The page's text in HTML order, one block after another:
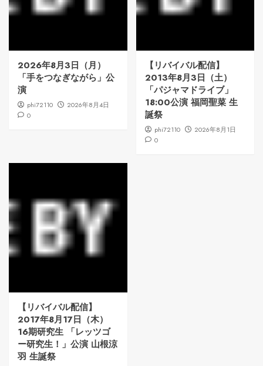
2026年8月3日（月）
「手をつなぎながら」公
演
phi72110
2026年8月4日
0
【リバイバル配信】
2013年8月3日（土）
「パジャマドライブ」
18:00公演 福岡聖菜 生
誕祭
phi72110
2026年8月1日
0
【リバイバル配信】
2017年8月17日（木）
16期研究生 「レッツゴ
ー研究生！」公演 山根涼
羽 生誕祭